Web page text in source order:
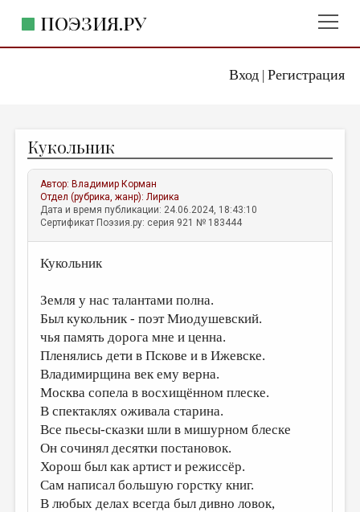
Вход| Регистрация
ПОЭЗИЯ.РУ
ЖАНРЫ
АВТОРЫ
КОММЕНТАРИИ
ЛИТСАЛОН
НОВОСТИ
ПРАВИЛА САЙТА
ИЗБРАННОЕ
ДАЙДЖЕСТ
ПРОИЗВЕДЕНИЯ
ПЕРЕВОДЫ
КОНКУРСЫ
ДЕТСКАЯ КОМНАТА
Кукольник
Автор: Владимир Корман
Отдел (рубрика, жанр):Лирика
Дата и время публикации: 24.06.2024, 18:43:10
Сертификат Поэзия.ру: серия 921 № 183444
Кукольник
Земля у нас талантами полна.
Был кукольник - поэт Миодушевский.
чья память дорога мне и ценна.
Пленялись дети в Пскове и в Ижевске.
Владимирщина век ему верна.
Москва сопела в восхищённом плеске.
В спектаклях оживала старина.
Все пьесы-сказки шли в мишурном блеске
Он сочинял десятки постановок.
Хорош был как артист и режиссёр.
Сам написал большую горстку книг.
В любых делах всегда был дивно ловок,